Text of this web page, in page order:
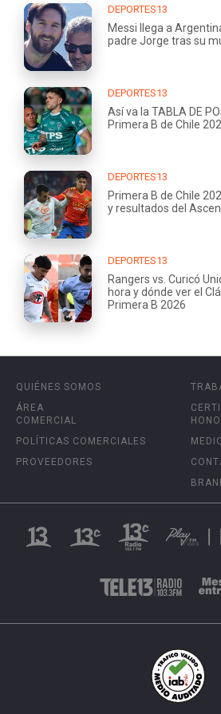
DEPORTES13
Messi llega a
padre Jorge tras su
DEPORTES13
Así va la TABLA DE
Primera B de Chile
DEPORTES13
Primera B de Chile
y resultados del
DEPORTES13
Rangers vs. Curicó
hora y dónde ver el
Primera B 2026
QUIÉNES SOMOS
ÁREA
COMERCIAL
POLÍTICAS COMERCIALES
PROVEEDORES